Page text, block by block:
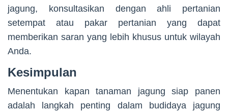
jagung, konsultasikan dengan ahli pertanian
setempat atau pakar pertanian yang dapat
memberikan saran yang lebih khusus untuk wilayah
Anda.
Kesimpulan
Menentukan kapan tanaman jagung siap panen
adalah langkah penting dalam budidaya jagung